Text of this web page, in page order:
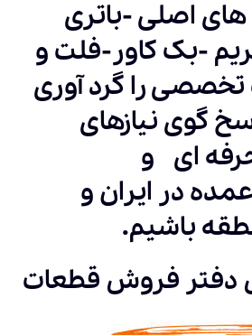
اصلی -باتری
-بک کاور-فلت و
را گرد آوری
گوی نیازهای
ای و
در ایران و
باشیم.
دفتر فروش قطعات